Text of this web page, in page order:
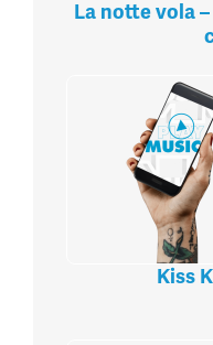
La notte vola
Kiss